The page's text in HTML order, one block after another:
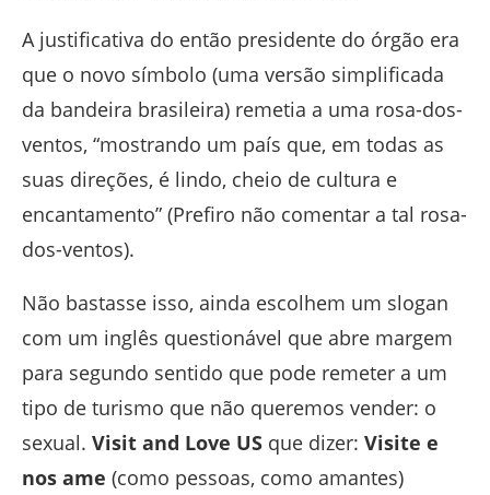
A justificativa do então presidente do órgão era
que o novo símbolo (uma versão simplificada
da bandeira brasileira) remetia a uma rosa-dos-
ventos, “mostrando um país que, em todas as
suas direções, é lindo, cheio de cultura e
encantamento” (Prefiro não comentar a tal rosa-
dos-ventos).
Não bastasse isso, ainda escolhem um slogan
com um inglês questionável que abre margem
para segundo sentido que pode remeter a um
tipo de turismo que não queremos vender: o
sexual. Visit and Love US que dizer: Visite e
nos ame (como pessoas, como amantes)